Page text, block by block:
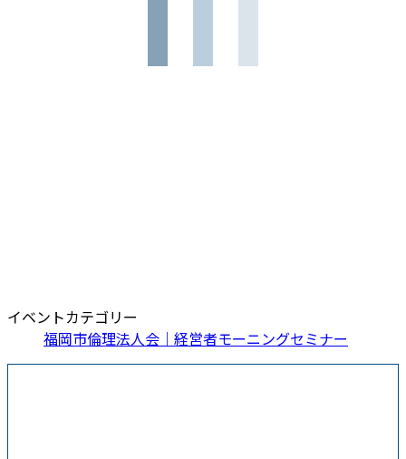
イベントカテゴリー
福岡市倫理法人会｜経営者モーニングセミナー